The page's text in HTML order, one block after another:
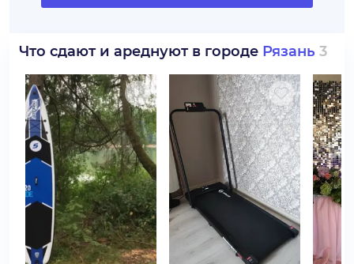
Что сдают и ареднуют в городе Рязань 3